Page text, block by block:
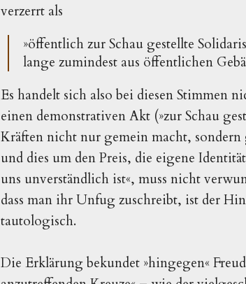
verzerrt als
»öffentlich zur Schau gestellte
lange zumindest aus öffentlichen
Es handelt sich also bei diesen Stimmen
einen demonstrativen Akt (»zur Schau
Kräften nicht nur gemein macht, sondern
und dies um den Preis, die eigene
uns unverständlich ist«, muss nicht
dass man ihr Unfug zuschreibt, ist der
tautologisch.
Die Erklärung bekundet »hingegen«